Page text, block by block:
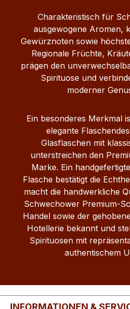
Charakteristisch für
ausgewogene Aromen,
Gewürznoten sowie
Regionale Früchte,
prägen den
Spirituose und
moderner
Ein besonderes Merkmal
elegante
Glasflaschen mit
unterstreichen den
Marke. Ein
Flasche bestätigt die
macht die handwerkliche
Schwechower Premium-
Handel sowie der
Hotellerie bekannt und
Spirituosen mit
authentischem
INFORMATIONEN &